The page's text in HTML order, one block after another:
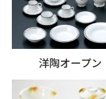
洋陶オープン